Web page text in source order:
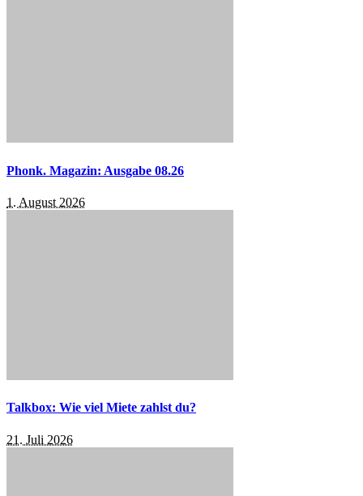
Phonk. Magazin: Ausgabe 08.26
1. August 2026
Talkbox: Wie viel Miete zahlst du?
21. Juli 2026